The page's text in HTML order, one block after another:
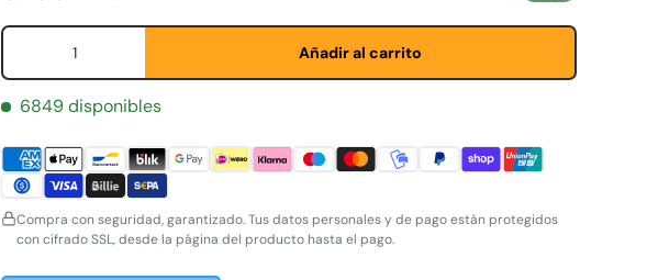
Cant.
Añadir al carrito
6849 disponibles
Compra con seguridad, garantizado. Tus datos personales y de pago están protegidos
con cifrado SSL, desde la página del producto hasta el pago.